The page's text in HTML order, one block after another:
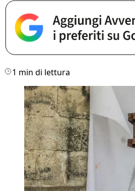
1 min di lettura